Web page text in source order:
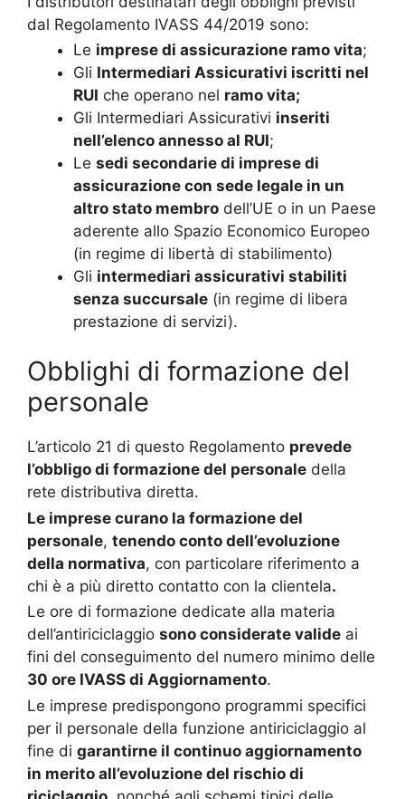
dal Regolamento IVASS 44/2019 sono:
Le imprese di assicurazione ramo vita;
Gli Intermediari Assicurativi iscritti nel
RUI che operano nel ramo vita;
Gli Intermediari Assicurativi inseriti
nell’elenco annesso al RUI;
Le sedi secondarie di imprese di
assicurazione con sede legale in un
altro stato membro dell’UE o in un Paese
aderente allo Spazio Economico Europeo
(in regime di libertà di stabilimento)
Gli intermediari assicurativi stabiliti
senza succursale (in regime di libera
prestazione di servizi).
Obblighi di formazione del
personale
L’articolo 21 di questo Regolamento prevede
l’obbligo di formazione del personale della
rete distributiva diretta.
Le imprese curano la formazione del
personale, tenendo conto dell’evoluzione
della normativa, con particolare riferimento a
chi è a più diretto contatto con la clientela.
Le ore di formazione dedicate alla materia
dell’antiriciclaggio sono considerate valide ai
fini del conseguimento del numero minimo delle
30 ore IVASS di Aggiornamento.
Le imprese predispongono programmi specifici
per il personale della funzione antiriciclaggio al
fine di garantirne il continuo aggiornamento
in merito all’evoluzione del rischio di